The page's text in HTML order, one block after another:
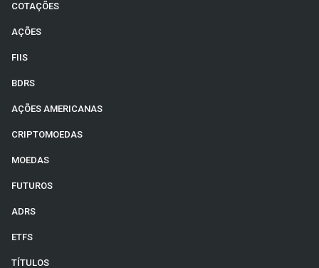
COTAÇÕES
AÇÕES
FIIS
BDRS
AÇÕES AMERICANAS
CRIPTOMOEDAS
MOEDAS
FUTUROS
ADRS
ETFS
TÍTULOS